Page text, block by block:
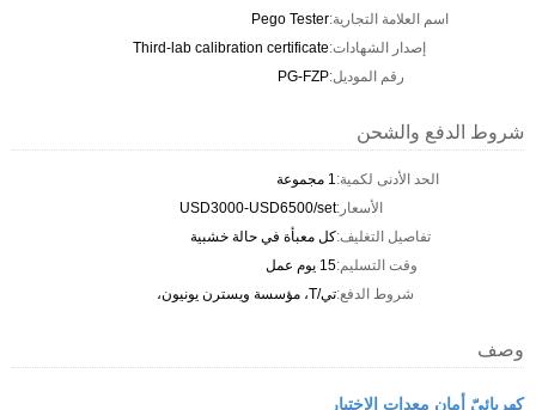
اسم العلامة التجارية:Pego Tester
إصدار الشهادات:Third-lab calibration certificate
رقم الموديل:PG-FZP
شروط الدفع والشحن
الحد الأدنى لكمية:1 مجموعة
الأسعار:USD3000-USD6500/set
تفاصيل التغليف:كل معبأة في حالة خشبية
وقت التسليم:15 يوم عمل
شروط الدفع:تي/T، مؤسسة ويسترن يونيون،
وصف
كهربائيّ أمان معدات الاختبار